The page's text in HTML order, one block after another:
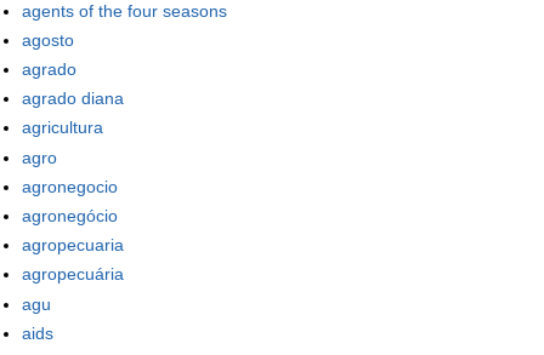
agents of the four seasons
agosto
agrado
agrado diana
agricultura
agro
agronegocio
agronegócio
agropecuaria
agropecuária
agu
aids